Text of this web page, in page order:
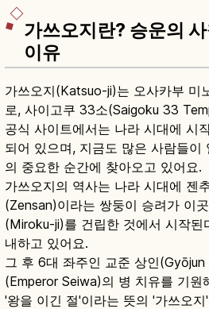
가쓰오지란? 승운의
이유
가쓰오지(Katsuo-ji)는 오사카부 미
로, 사이고쿠 33소(Saigoku 33
공식 사이트에서는 나라 시대에 시
되어 있으며, 지금도 많은 사람들이
의 중요한 순간에 찾아오고 있어요.
가쓰오지의 역사는 나라 시대에 젠
(Zensan)이라는 쌍둥이 승려가 이
(Miroku-ji)를 건립한 것에서 시작된
내하고 있어요.
그 후 6대 좌주인 교준 상인
(Emperor Seiwa)의 병 치유를 기원
'왕을 이긴 절'이라는 뜻의 '가쓰오